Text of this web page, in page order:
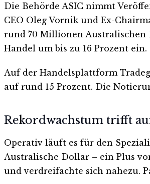
Die Behörde ASIC nimmt
CEO Oleg Vornik und Ex-
rund 70 Millionen Australischen
Handel um bis zu 16 Prozent ein.
Auf der Handelsplattform
auf rund 15 Prozent. Die
Rekordwachstum trifft
Operativ läuft es für den
Australische Dollar – ein Plus
und verdreifachte sich nahezu.